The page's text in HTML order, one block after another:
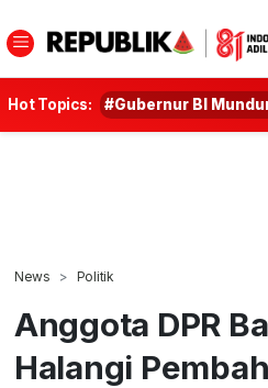
Hot Topics: #Gubernur BI
News Politik
Anggota DPR
Halangi